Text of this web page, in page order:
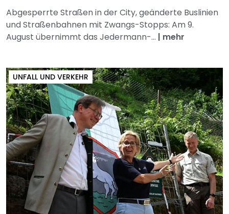
Abgesperrte Straßen in der City, geänderte Buslinien
und Straßenbahnen mit Zwangs-Stopps: Am 9.
August übernimmt das Jedermann-... | mehr
UNFALL UND VERKEHR